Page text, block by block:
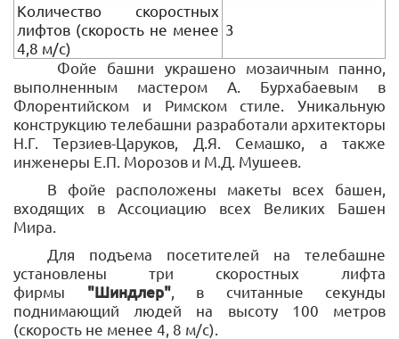
Количество скоростных
лифтов (скорость не менее
4,8 м/с)
3
Фойе башни украшено мозаичным панно,
выполненным мастером А. Бурхабаевым в
Флорентийском и Римском стиле. Уникальную
конструкцию телебашни разработали архитекторы
Н.Г. Терзиев-Царуков, Д.Я. Семашко, а также
инженеры Е.П. Морозов и М.Д. Мушеев.
В фойе расположены макеты всех башен,
входящих в Ассоциацию всех Великих Башен
Мира.
Для подъема посетителей на телебашне
установлены три скоростных лифта
фирмы "Шиндлер", в считанные секунды
поднимающий людей на высоту 100 метров
(скорость не менее 4, 8 м/с).